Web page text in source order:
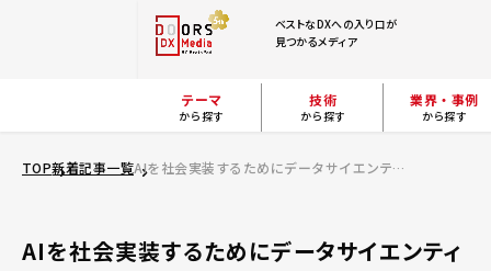
ベストなDXへの入り口が
見つかるメディア
テーマ
から探す
技術
から探す
業界・事例
から探す
TOP新着記事一覧 AIを社会実装するためにデータサイエンティストができること
AIを社会実装するためにデータサイエンティ